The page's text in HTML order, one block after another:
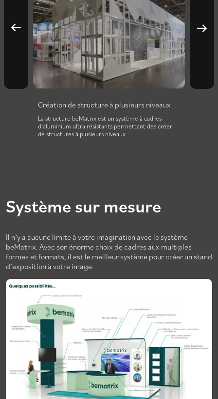
niveaux
des créer
Modulable à l’infini
Il est possible de faire plusieurs configurations avec
un seul ensemble de pièces. Nous pouvons, par
exemple, concevoir des configurations en format de
Système sur mesure
Il n’y a aucune limite à votre imagination avec le système
beMatrix. Avec son énorme choix de cadres aux multiples
formes et formats, il est le meilleur système pour créer un stand
d’exposition à votre image.